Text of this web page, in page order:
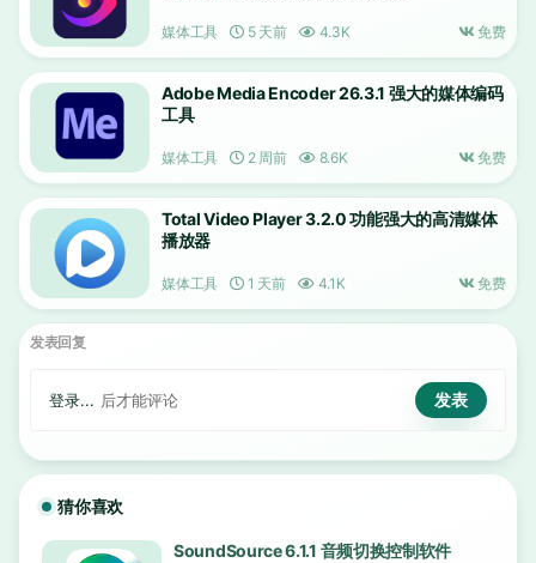
媒体工具 5 天前 4.3K 免费
Adobe Media Encoder 26.3.1 强大的媒体编码
工具
媒体工具 2 周前 8.6K 免费
Total Video Player 3.2.0 功能强大的高清媒体
播放器
媒体工具 1 天前 4.1K 免费
发表回复
登录... 后才能评论
猜你喜欢
SoundSource 6.1.1 音频切换控制软件